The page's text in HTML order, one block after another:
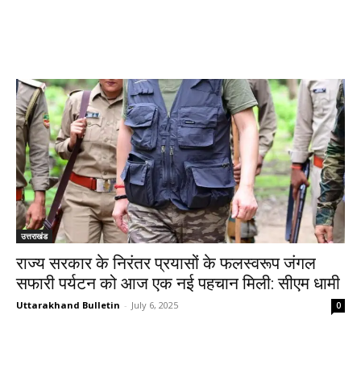
उत्तराखंड
राज्य सरकार के निरंतर प्रयासों के फलस्वरूप जंगल
सफारी पर्यटन को आज एक नई पहचान मिली: सीएम धामी
Uttarakhand Bulletin - July 6, 2025 0